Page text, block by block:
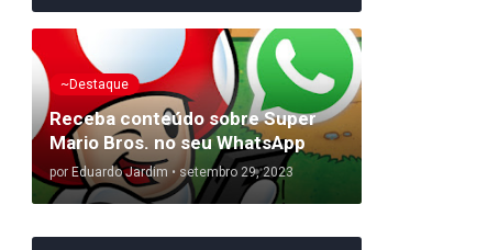
~Destaque
Receba conteúdo sobre Super
Mario Bros. no seu WhatsApp
por Eduardo Jardim • setembro 29, 2023